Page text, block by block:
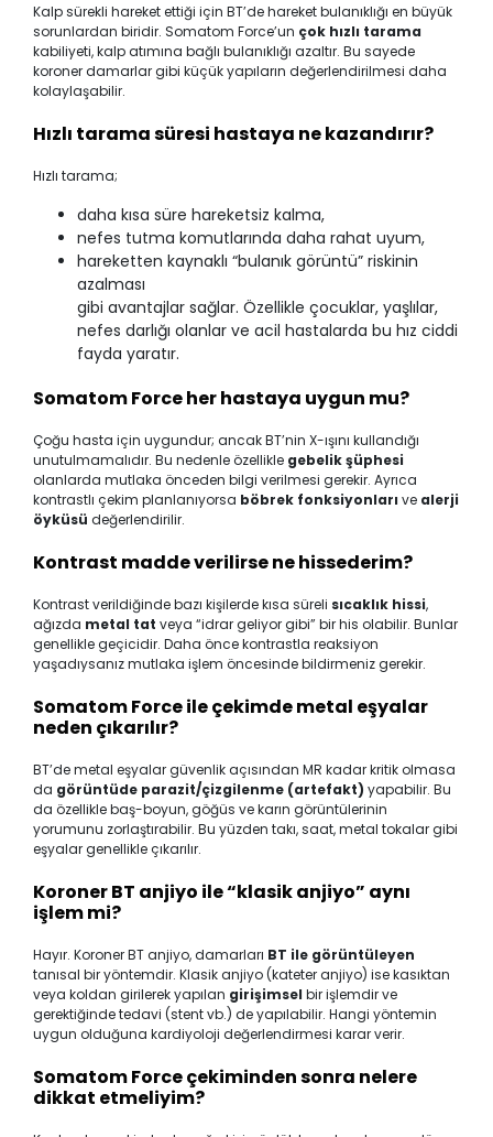
Kalp sürekli hareket ettiği için BT’de hareket bulanıklığı en büyük
sorunlardan biridir. Somatom Force’un çok hızlı tarama
kabiliyeti, kalp atımına bağlı bulanıklığı azaltır. Bu sayede
koroner damarlar gibi küçük yapıların değerlendirilmesi daha
kolaylaşabilir.
Hızlı tarama süresi hastaya ne kazandırır?
Hızlı tarama;
daha kısa süre hareketsiz kalma,
nefes tutma komutlarında daha rahat uyum,
hareketten kaynaklı “bulanık görüntü” riskinin
azalması
gibi avantajlar sağlar. Özellikle çocuklar, yaşlılar,
nefes darlığı olanlar ve acil hastalarda bu hız ciddi
fayda yaratır.
Somatom Force her hastaya uygun mu?
Çoğu hasta için uygundur; ancak BT’nin X-ışını kullandığı
unutulmamalıdır. Bu nedenle özellikle gebelik şüphesi
olanlarda mutlaka önceden bilgi verilmesi gerekir. Ayrıca
kontrastlı çekim planlanıyorsa böbrek fonksiyonları ve alerji
öyküsü değerlendirilir.
Kontrast madde verilirse ne hissederim?
Kontrast verildiğinde bazı kişilerde kısa süreli sıcaklık hissi,
ağızda metal tat veya “idrar geliyor gibi” bir his olabilir. Bunlar
genellikle geçicidir. Daha önce kontrastla reaksiyon
yaşadıysanız mutlaka işlem öncesinde bildirmeniz gerekir.
Somatom Force ile çekimde metal eşyalar
neden çıkarılır?
BT’de metal eşyalar güvenlik açısından MR kadar kritik olmasa
da görüntüde parazit/çizgilenme (artefakt) yapabilir. Bu
da özellikle baş-boyun, göğüs ve karın görüntülerinin
yorumunu zorlaştırabilir. Bu yüzden takı, saat, metal tokalar gibi
eşyalar genellikle çıkarılır.
Koroner BT anjiyo ile “klasik anjiyo” aynı
işlem mi?
Hayır. Koroner BT anjiyo, damarları BT ile görüntüleyen
tanısal bir yöntemdir. Klasik anjiyo (kateter anjiyo) ise kasıktan
veya koldan girilerek yapılan girişimsel bir işlemdir ve
gerektiğinde tedavi (stent vb.) de yapılabilir. Hangi yöntemin
uygun olduğuna kardiyoloji değerlendirmesi karar verir.
Somatom Force çekiminden sonra nelere
dikkat etmeliyim?